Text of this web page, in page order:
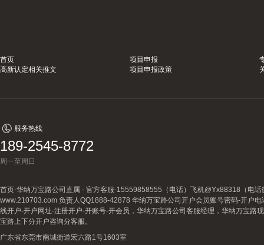
首页 项目申报
高新认定相关推文
项目申报政策
服务热线
189-2545-8772
周一至周日
首页-华纳万宝路公司直属 - 官方客服-15559858555（电话）飞机@Yx88318（电
www.210703.com 负责人QQ1888-42878 华纳万宝路公司开户会员账号密码-开户
线开户-开户网址-注册开户-开账号-开会员，华纳万宝路公司客服经理，华纳万宝路
宝路上下分开户咨询分客服。
广东省东莞市南城街道宏六路1号1603室